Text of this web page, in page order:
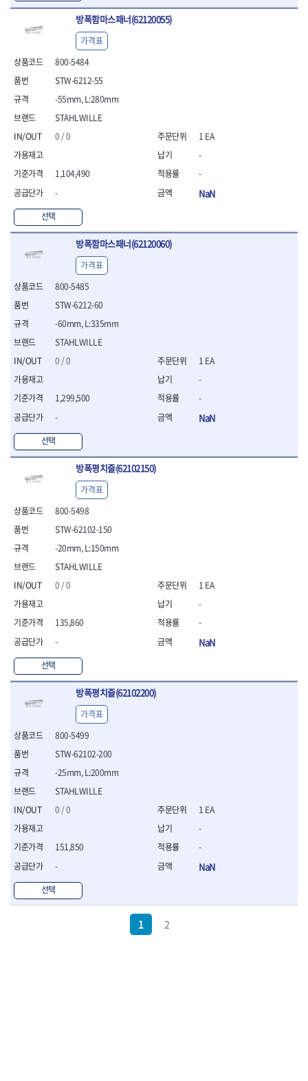
- 전지가위
- 목공톱
- 고지톱
- 다목적가위
- 안전커터칼
- 휠메저
- 마킹
- 조줄
- 조줄세트
- 판금줄홀더
공구함.공구집
- 탑체스터
- 플라스틱이동공구함
- 공구통
- 공구가방
기타 작업공구
- 케이스
- 핀
방폭함마스패너(62120055)
800-5484
STAHLWILLE
0 / 0
1,104,490
-
선택
STW-6212-55
-55mm, L:280mm
가격표
1 EA
-
-
NaN
방폭함마스패너(62120060)
800-5485
STAHLWILLE
0 / 0
1,299,500
-
선택
STW-6212-60
-60mm, L:335mm
가격표
1 EA
-
-
NaN
방폭평치즐(62102150)
800-5498
STAHLWILLE
0 / 0
135,860
-
선택
STW-62102-150
-20mm, L:150mm
가격표
1 EA
-
-
NaN
방폭평치즐(62102200)
800-5499
STAHLWILLE
0 / 0
151,850
-
선택
STW-62102-200
-25mm, L:200mm
가격표
1 EA
-
-
NaN
1 2